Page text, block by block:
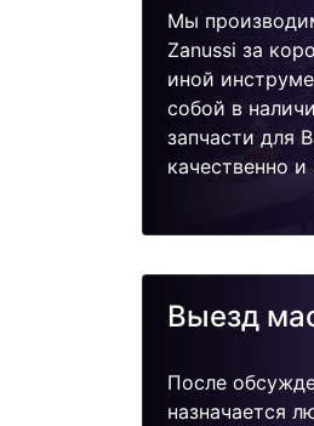
Мы
Zanussi за
иной
собой в
запчасти для
качественно и
Выезд
После
назначается